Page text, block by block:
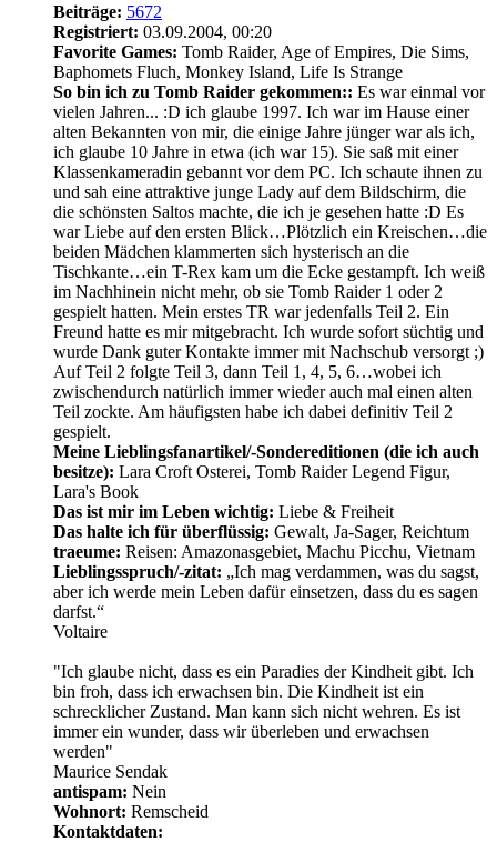
Beiträge: 5672
Registriert: 03.09.2004, 00:20
Favorite Games: Tomb Raider, Age of Empires, Die Sims,
Baphomets Fluch, Monkey Island, Life Is Strange
So bin ich zu Tomb Raider gekommen:: Es war einmal vor
vielen Jahren... :D ich glaube 1997. Ich war im Hause einer
alten Bekannten von mir, die einige Jahre jünger war als ich,
ich glaube 10 Jahre in etwa (ich war 15). Sie saß mit einer
Klassenkameradin gebannt vor dem PC. Ich schaute ihnen zu
und sah eine attraktive junge Lady auf dem Bildschirm, die
die schönsten Saltos machte, die ich je gesehen hatte :D Es
war Liebe auf den ersten Blick…Plötzlich ein Kreischen…die
beiden Mädchen klammerten sich hysterisch an die
Tischkante…ein T-Rex kam um die Ecke gestampft. Ich weiß
im Nachhinein nicht mehr, ob sie Tomb Raider 1 oder 2
gespielt hatten. Mein erstes TR war jedenfalls Teil 2. Ein
Freund hatte es mir mitgebracht. Ich wurde sofort süchtig und
wurde Dank guter Kontakte immer mit Nachschub versorgt ;)
Auf Teil 2 folgte Teil 3, dann Teil 1, 4, 5, 6…wobei ich
zwischendurch natürlich immer wieder auch mal einen alten
Teil zockte. Am häufigsten habe ich dabei definitiv Teil 2
gespielt.
Meine Lieblingsfanartikel/-Sondereditionen (die ich auch
besitze): Lara Croft Osterei, Tomb Raider Legend Figur,
Lara's Book
Das ist mir im Leben wichtig: Liebe & Freiheit
Das halte ich für überflüssig: Gewalt, Ja-Sager, Reichtum
traeume: Reisen: Amazonasgebiet, Machu Picchu, Vietnam
Lieblingsspruch/-zitat: „Ich mag verdammen, was du sagst,
aber ich werde mein Leben dafür einsetzen, dass du es sagen
darfst.“
Voltaire
"Ich glaube nicht, dass es ein Paradies der Kindheit gibt. Ich
bin froh, dass ich erwachsen bin. Die Kindheit ist ein
schrecklicher Zustand. Man kann sich nicht wehren. Es ist
immer ein wunder, dass wir überleben und erwachsen
werden"
Maurice Sendak
antispam: Nein
Wohnort: Remscheid
Kontaktdaten: